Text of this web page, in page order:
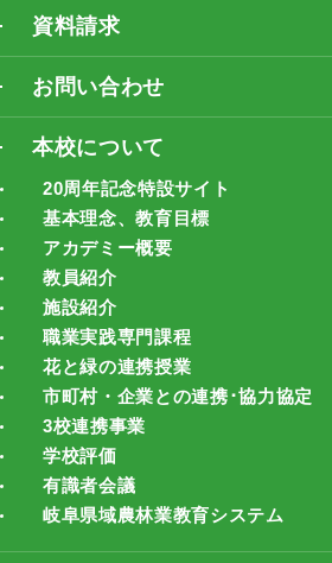
資料請求
お問い合わせ
本校について
20周年記念特設サイト
基本理念、教育目標
アカデミー概要
教員紹介
施設紹介
職業実践専門課程
花と緑の連携授業
市町村・企業との連携･協力協定
3校連携事業
学校評価
有識者会議
岐阜県域農林業教育システム